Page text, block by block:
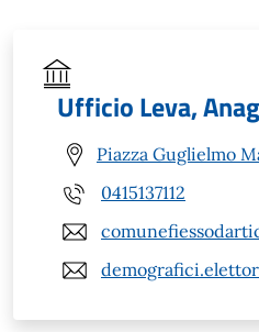
Ufficio Leva,
Piazza Guglielmo
0415137112